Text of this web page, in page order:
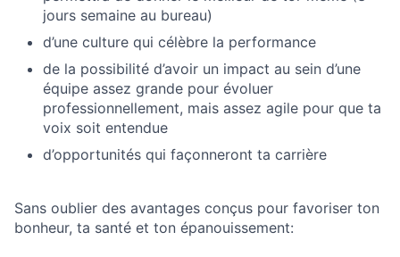
jours semaine au bureau)
d’une culture qui célèbre la performance
de la possibilité d’avoir un impact au sein d’une
équipe assez grande pour évoluer
professionnellement, mais assez agile pour que ta
voix soit entendue
d’opportunités qui façonneront ta carrière
Sans oublier des avantages conçus pour favoriser ton
bonheur, ta santé et ton épanouissement: